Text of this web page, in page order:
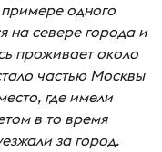
одного
на севере города и
проживает около
частью Москвы
где имели
в то время
за город.